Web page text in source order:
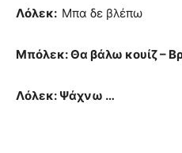
Λόλεκ: Μπα δε βλέπω
Μπόλεκ: Θα βάλω κουίζ –
Λόλεκ: Ψάχνω …